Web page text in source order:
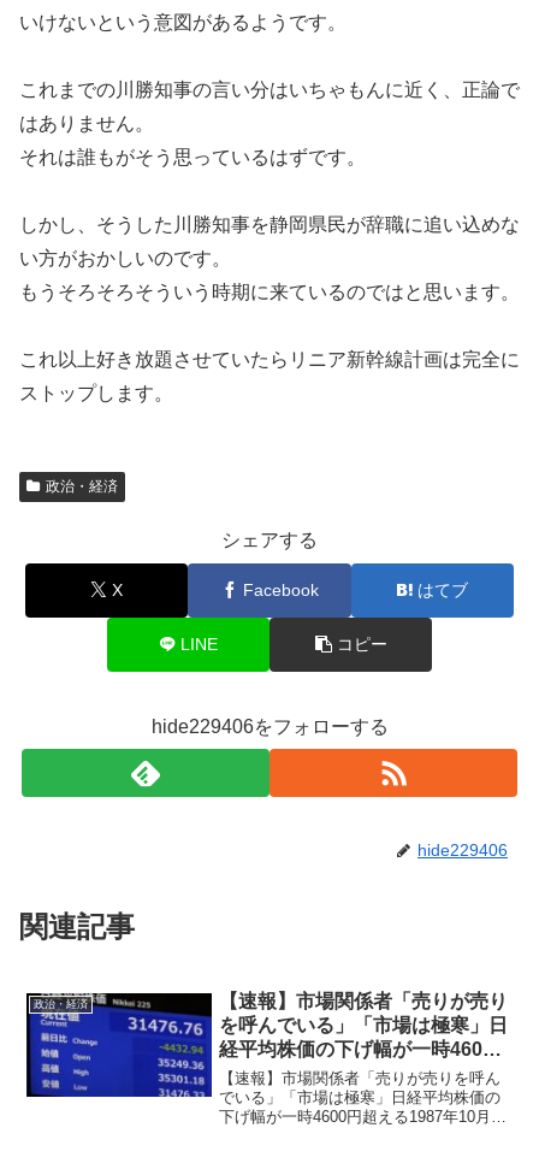
いけないという意図があるようです。
これまでの川勝知事の言い分はいちゃもんに近く、正論で
はありません。
それは誰もがそう思っているはずです。
しかし、そうした川勝知事を静岡県民が辞職に追い込めな
い方がおかしいのです。
もうそろそろそういう時期に来ているのではと思います。
これ以上好き放題させていたらリニア新幹線計画は完全に
ストップします。
政治・経済
シェアする
X Facebook はてブ
LINE コピー
hide229406をフォローする
hide229406
関連記事
政治・経済
【速報】市場関係者「売りが売り
を呼んでいる」「市場は極寒」日
経平均株価の下げ幅が一時4600
円超える
【速報】市場関係者「売りが売りを呼ん
でいる」「市場は極寒」日経平均株価の
下げ幅が一時4600円超える1987年10月20